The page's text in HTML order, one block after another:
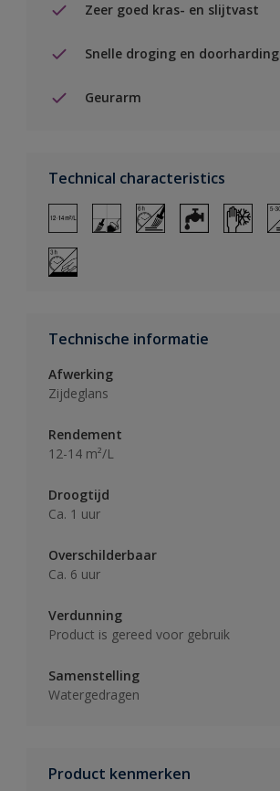
Zeer goed kras- en slijtvast
Snelle droging en doorharding
Geurarm
Technical characteristics
Technische informatie
Afwerking
Zijdeglans
Rendement
12-14 m²/L
Droogtijd
Ca. 1 uur
Overschilderbaar
Ca. 6 uur
Verdunning
Product is gereed voor gebruik
Samenstelling
Watergedragen
Product kenmerken